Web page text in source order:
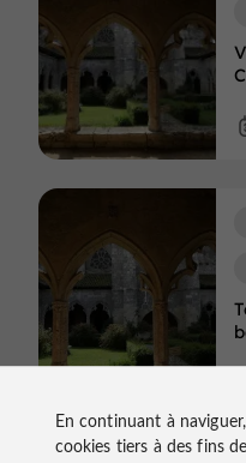
En continuant à
cookies tiers à des fins de